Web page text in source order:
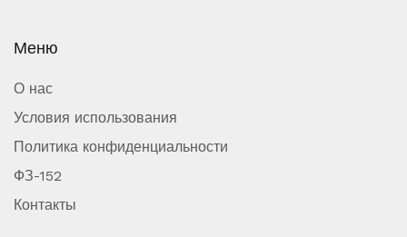
Меню
О нас
Условия использования
Политика конфиденциальности
ФЗ-152
Контакты